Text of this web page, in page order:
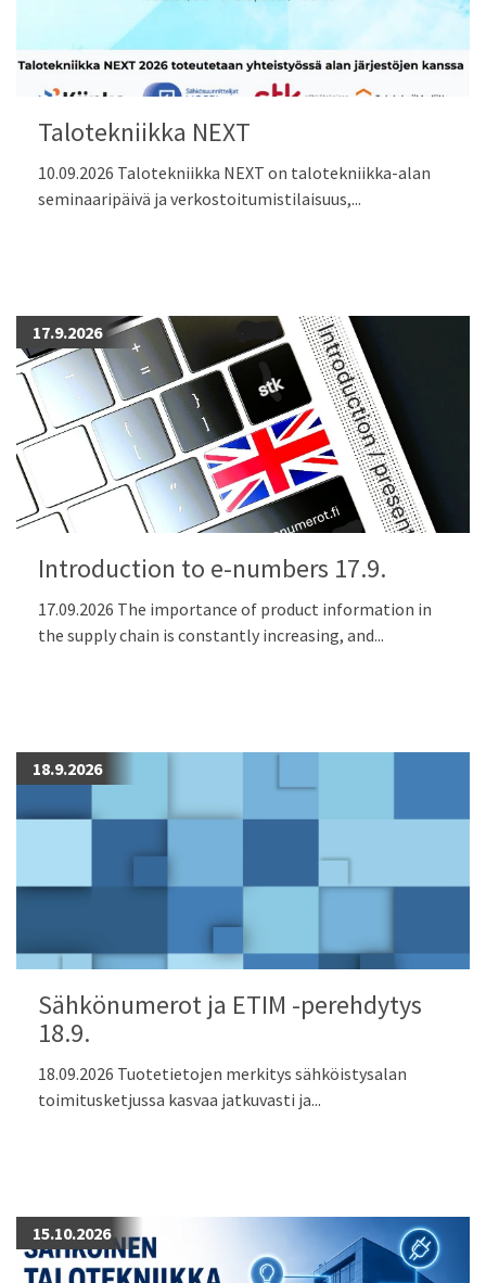
Talotekniikka NEXT
10.09.2026 Talotekniikka NEXT on talotekniikka-alan
seminaaripäivä ja verkostoitumistilaisuus,...
17.9.2026
Introduction to e-numbers 17.9.
17.09.2026 The importance of product information in
the supply chain is constantly increasing, and...
18.9.2026
Sähkönumerot ja ETIM -perehdytys
18.9.
18.09.2026 Tuotetietojen merkitys sähköistysalan
toimitusketjussa kasvaa jatkuvasti ja...
15.10.2026